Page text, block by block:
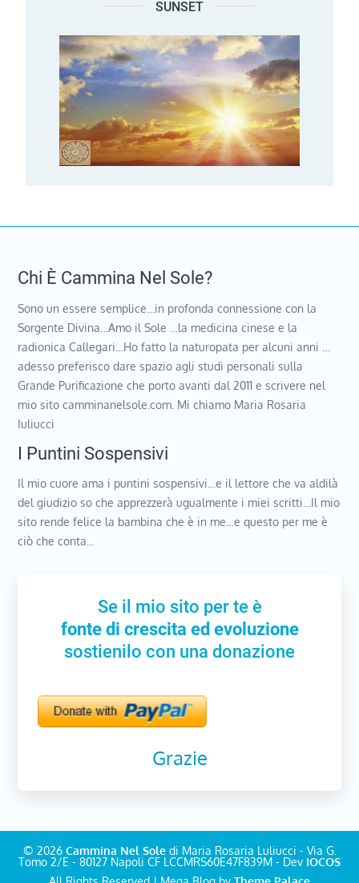
SUNSET
Chi È Cammina Nel Sole?
Sono un essere semplice…in profonda connessione con la
Sorgente Divina…Amo il Sole …la medicina cinese e la
radionica Callegari…Ho fatto la naturopata per alcuni anni …
adesso preferisco dare spazio agli studi personali sulla
Grande Purificazione che porto avanti dal 2011 e scrivere nel
mio sito camminanelsole.com. Mi chiamo Maria Rosaria
Iuliucci
I Puntini Sospensivi
Il mio cuore ama i puntini sospensivi…e il lettore che va aldilà
del giudizio so che apprezzerà ugualmente i miei scritti…Il mio
sito rende felice la bambina che è in me…e questo per me è
ciò che conta…
Se il mio sito per te è
fonte di crescita ed evoluzione
sostienilo con una donazione
Grazie
© 2026 Cammina Nel Soledi Maria Rosaria Luliucci - Via G.
Tomo 2/E - 80127 Napoli CF LCCMRS60E47F839M - Dev IOCOS